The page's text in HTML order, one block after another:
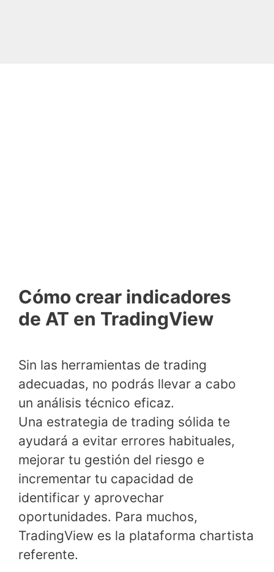
Cómo crear indicadores
de AT en TradingView
Sin las herramientas de trading
adecuadas, no podrás llevar a cabo
un análisis técnico eficaz.
Una estrategia de trading sólida te
ayudará a evitar errores habituales,
mejorar tu gestión del riesgo e
incrementar tu capacidad de
identificar y aprovechar
oportunidades. Para muchos,
TradingView es la plataforma chartista
referente.